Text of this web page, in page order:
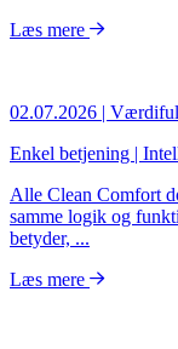
Læs mere
02.07.2026 |
Enkel betjening |
Alle Clean Comfort
samme logik og
betyder, ...
Læs mere